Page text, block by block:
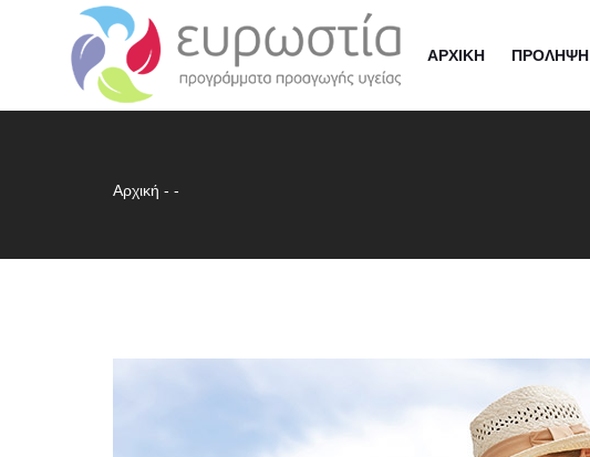
ΑΡΧΙΚΗ ΠΡΟΛΗΨΗ
Αρχική - -